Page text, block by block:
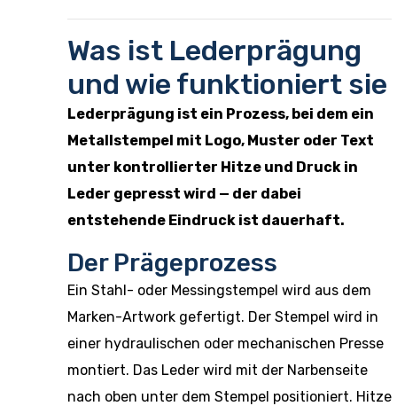
Was ist Lederprägung
und wie funktioniert sie
Lederprägung ist ein Prozess, bei dem ein
Metallstempel mit Logo, Muster oder Text
unter kontrollierter Hitze und Druck in
Leder gepresst wird — der dabei
entstehende Eindruck ist dauerhaft.
Der Prägeprozess
Ein Stahl- oder Messingstempel wird aus dem
Marken-Artwork gefertigt. Der Stempel wird in
einer hydraulischen oder mechanischen Presse
montiert. Das Leder wird mit der Narbenseite
nach oben unter dem Stempel positioniert. Hitze